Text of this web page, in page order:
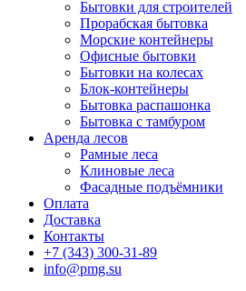
Бытовки для строителей
Прорабская бытовка
Морские контейнеры
Офисные бытовки
Бытовки на колесах
Блок-контейнеры
Бытовка распашонка
Бытовка с тамбуром
Аренда лесов
Рамные леса
Клиновые леса
Фасадные подъёмники
Оплата
Доставка
Контакты
+7 (343) 300-31-89
info@pmg.su